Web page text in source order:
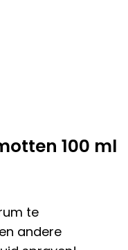
100 ml
te
andere